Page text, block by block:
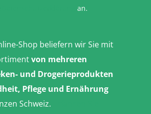
an.
Shop beliefern wir Sie mit
von mehreren
und Drogerieprodukten
Pflege und Ernährung
Schweiz.